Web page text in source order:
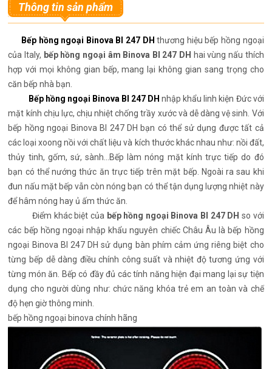
Thông tin sản phẩm
Bếp hồng ngoại Binova BI 247 DHthương hiệu bếp hồng ngoại
của Italy, bếp hồng ngoại âm Binova BI 247 DH hai vùng nấu thích
hợp với mọi không gian bếp, mang lại không gian sang trọng cho
căn bếp nhà bạn.
Bếp hồng ngoại Binova BI 247 DH nhập khẩu linh kiện Đức với
mặt kính chịu lực, chịu nhiệt chống trầy xước và dễ dàng vệ sinh. Với
bếp hồng ngoại Binova BI 247 DH bạn có thể sử dụng được tất cả
các loại xoong nồi với chất liệu và kích thước khác nhau như: nồi đất,
thủy tinh, gốm, sứ, sành...Bếp làm nóng mặt kính trực tiếp do đó
bạn có thể nướng thức ăn trực tiếp trên mặt bếp. Ngoài ra sau khi
đun nấu mặt bếp vẫn còn nóng bạn có thể tận dụng lượng nhiệt này
để hâm nóng hay ủ ấm thức ăn.
Điểm khác biệt của bếp hồng ngoại Binova BI 247 DH so với
các bếp hồng ngoại nhập khẩu nguyên chiếc Châu Âu là bếp hồng
ngoại Binova BI 247 DH sử dụng bàn phím cảm ứng riêng biệt cho
từng bếp dễ dàng điều chính công suất và nhiệt độ tương ứng với
từng món ăn. Bếp có đầy đủ các tính năng hiện đại mang lại sự tiện
dụng cho người dùng như: chức năng khóa trẻ em an toàn và chế
độ hẹn giờ thông minh.
bếp hồng ngoại binova chính hãng